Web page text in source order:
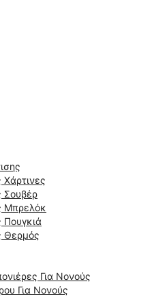
Σουβέρ
Μπρελόκ
Πουγκιά
Θερμός
Για Νονούς
Για Νονούς